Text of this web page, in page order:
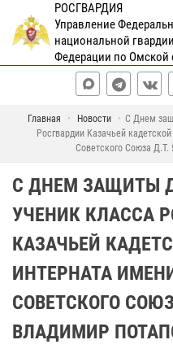
РОСГВАРДИЯ
Управление
национальной
Федерации по Омской
Главная Новости
С Днем
Росгвардии Казачьей
Советского Союза
С ДНЕМ ЗАЩИТЫ
УЧЕНИК КЛАССА
КАЗАЧЬЕЙ
ИНТЕРНАТА
СОВЕТСКОГО
ВЛАДИМИР